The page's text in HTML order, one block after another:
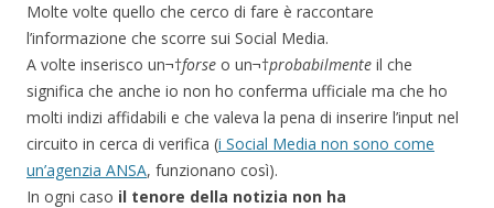
Molte volte quello che cerco di fare è raccontare
l’informazione che scorre sui Social Media.
A volte inserisco un¬†forse o un¬†probabilmente il che
significa che anche io non ho conferma ufficiale ma che ho
molti indizi affidabili e che valeva la pena di inserire l’input nel
circuito in cerca di verifica (i Social Media non sono come
un’agenzia ANSA, funzionano così).
In ogni caso il tenore della notizia non ha